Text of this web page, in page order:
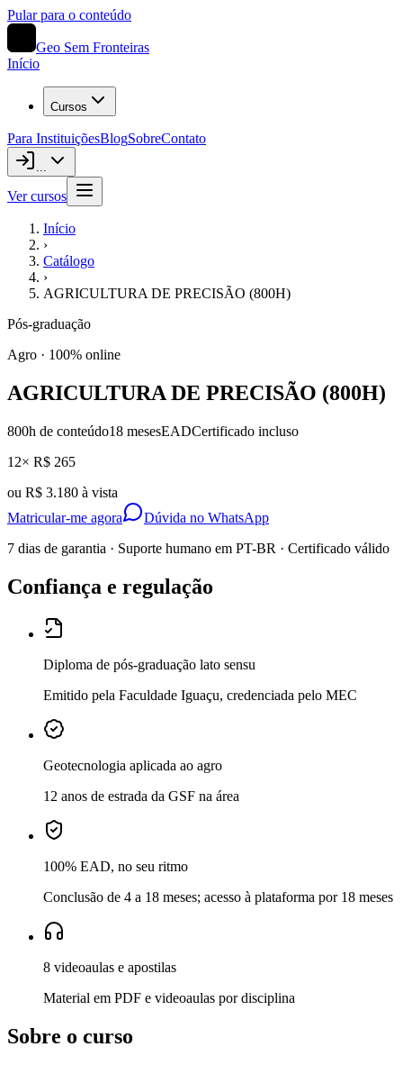
Pular para o conteúdo
Geo Sem Fronteiras
Início
Cursos
Para InstituiçõesBlogSobreContato
...
Ver cursos
Início
›
Catálogo
›
AGRICULTURA DE PRECISÃO (800H)
Pós-graduação
Agro · 100% online
AGRICULTURA DE PRECISÃO (800H)
800h de conteúdo18 mesesEADCertificado incluso
12× R$ 265
ou R$ 3.180 à vista
Matricular-me agora
Dúvida no WhatsApp
7 dias de garantia · Suporte humano em PT-BR · Certificado válido
Confiança e regulação
Diploma de pós-graduação lato sensu
Emitido pela Faculdade Iguaçu, credenciada pelo MEC
Geotecnologia aplicada ao agro
12 anos de estrada da GSF na área
100% EAD, no seu ritmo
Conclusão de 4 a 18 meses; acesso à plataforma por 18 meses
8 videoaulas e apostilas
Material em PDF e videoaulas por disciplina
Sobre o curso